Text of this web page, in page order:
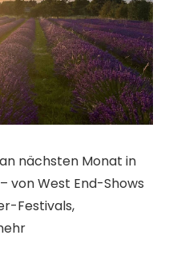
nächsten Monat in
von West End-Shows
Festivals,